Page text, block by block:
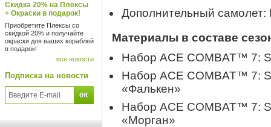
Скидка 20% на Плексы
+ Окраски в подарок!
Приобретите Плексы со
скидкой 20% и получайте
окраски для ваших кораблей
в подарок!
все новости
Подписка на новости
Дополнительный самолет:
Материалы в составе
Набор ACE COMBAT™ 7:
Набор ACE COMBAT™ 7:
«Фалькен»
Набор ACE COMBAT™ 7:
«Морган»